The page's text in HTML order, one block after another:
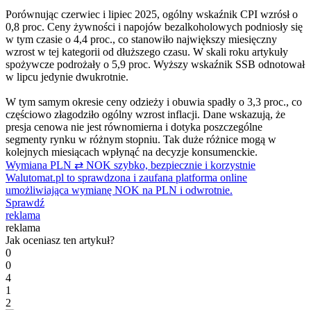
Porównując czerwiec i lipiec 2025, ogólny wskaźnik CPI wzrósł o
0,8 proc. Ceny żywności i napojów bezalkoholowych podniosły się
w tym czasie o 4,4 proc., co stanowiło największy miesięczny
wzrost w tej kategorii od dłuższego czasu. W skali roku artykuły
spożywcze podrożały o 5,9 proc. Wyższy wskaźnik SSB odnotował
w lipcu jedynie dwukrotnie.
W tym samym okresie ceny odzieży i obuwia spadły o 3,3 proc., co
częściowo złagodziło ogólny wzrost inflacji. Dane wskazują, że
presja cenowa nie jest równomierna i dotyka poszczególne
segmenty rynku w różnym stopniu. Tak duże różnice mogą w
kolejnych miesiącach wpłynąć na decyzje konsumenckie.
Wymiana PLN ⇄ NOK szybko, bezpiecznie i korzystnie
Walutomat.pl to sprawdzona i zaufana platforma online
umożliwiająca wymianę NOK na PLN i odwrotnie.
Sprawdź
reklama
reklama
Jak oceniasz ten artykuł?
0
0
4
1
2